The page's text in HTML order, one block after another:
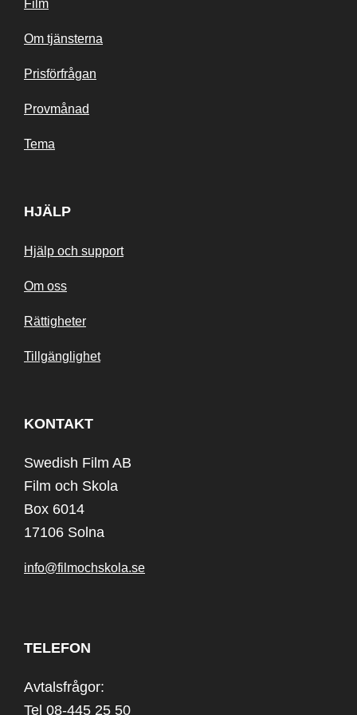
Film
Om tjänsterna
Prisförfrågan
Provmånad
Tema
HJÄLP
Hjälp och support
Om oss
Rättigheter
Tillgänglighet
KONTAKT
Swedish Film AB
Film och Skola
Box 6014
17106 Solna
info@filmochskola.se
TELEFON
Avtalsfrågor:
Tel 08-445 25 50